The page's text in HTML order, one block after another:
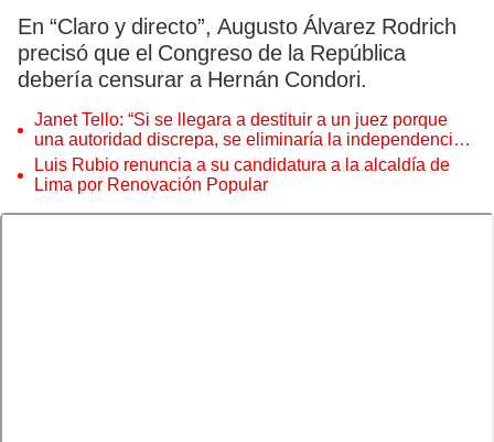
En “Claro y directo”, Augusto Álvarez Rodrich
precisó que el Congreso de la República
debería censurar a Hernán Condori.
Janet Tello: “Si se llegara a destituir a un juez porque
una autoridad discrepa, se eliminaría la independencia
judicial”
Luis Rubio renuncia a su candidatura a la alcaldía de
Lima por Renovación Popular